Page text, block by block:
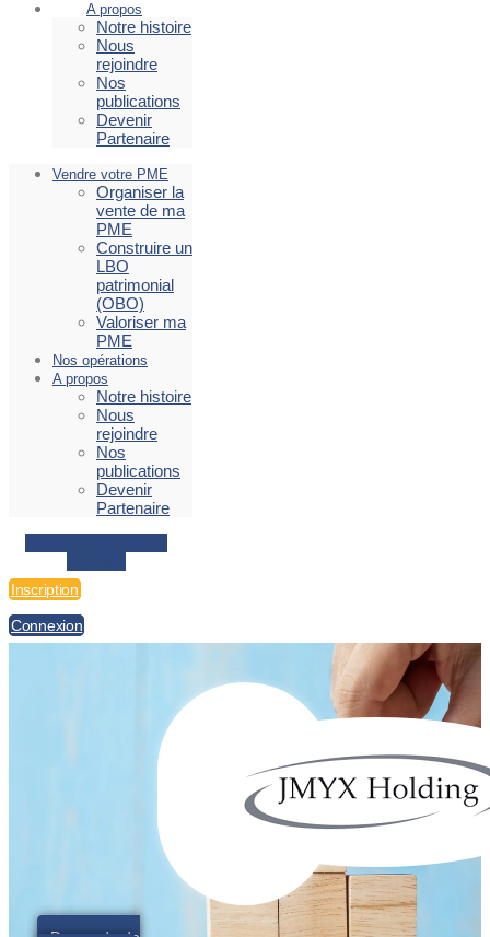
A propos
Notre histoire
Nous
rejoindre
Nos
publications
Devenir
Partenaire
Vendre votre PME
Organiser la
vente de ma
PME
Construire un
LBO
patrimonial
(OBO)
Valoriser ma
PME
Nos opérations
A propos
Notre histoire
Nous
rejoindre
Nos
publications
Devenir
Partenaire
Inscription
Connexion